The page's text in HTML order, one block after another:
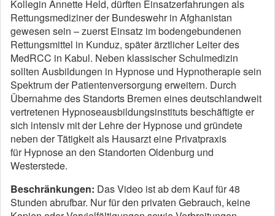
Kollegin Annette Held, dürften Einsatzerfahrungen als
Rettungsmediziner der Bundeswehr in Afghanistan
gewesen sein – zuerst Einsatz im bodengebundenen
Rettungsmittel in Kunduz, später ärztlicher Leiter des
MedRCC in Kabul. Neben klassischer Schulmedizin
sollten Ausbildungen in Hypnose und Hypnotherapie sein
Spektrum der Patientenversorgung erweitern. Durch
Übernahme des Standorts Bremen eines deutschlandweit
vertretenen Hypnoseausbildungsinstituts beschäftigte er
sich intensiv mit der Lehre der Hypnose und gründete
neben der Tätigkeit als Hausarzt eine Privatpraxis
für Hypnose an den Standorten Oldenburg und
Westerstede.
Beschränkungen: Das Video ist ab dem Kauf für 48
Stunden abrufbar. Nur für den privaten Gebrauch, keine